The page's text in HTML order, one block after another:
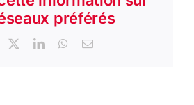
préférés
X LinkedInWhatsApp
Email